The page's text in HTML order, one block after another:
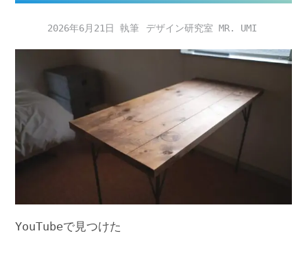
2026年6月21日 デザイン研究室 MR. UMI
YouTubeで見つけた